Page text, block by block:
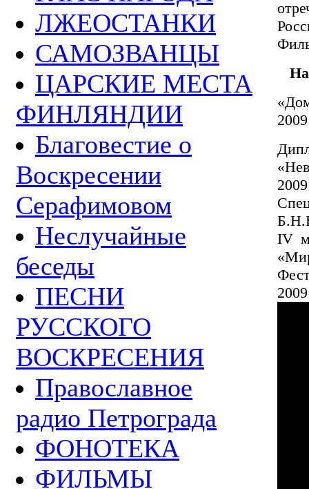
ЛЖЕОСТАНКИ
САМОЗВАНЦЫ
ЦАРСКИЕ МЕСТА
ФИНЛЯНДИИ
Благовестие о
Воскресении
Серафимовом
Неслучайные
беседы
ПЕСНИ
РУССКОГО
ВОСКРЕСЕНИЯ
Православное
радио Петрограда
ФОНОТЕКА
ФИЛЬМЫ
IV
2009